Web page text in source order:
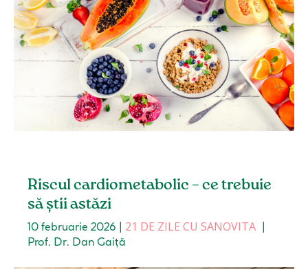
Riscul cardiometabolic – ce trebuie
să știi astăzi
10 februarie 2026 21 DE ZILE CU SANOVITA
Prof. Dr. Dan Gaiță